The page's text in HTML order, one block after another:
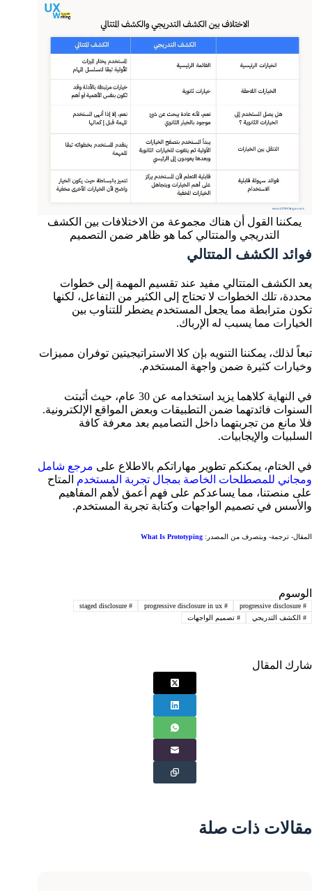
يمكننا القول أن هناك مجموعة من الاختلافات بين الكشف
التدريجي والمتتالي كما هو ظاهر ضمن التصميم
فوائد الكشف المتتالي
يعد الكشف المتتالي مفيد عند تقسيم المهمة إلى خطوات
محددة، تلك الخطوات لا تحتاج إلى الكثير من التفاعل، لكنها
تكون مترابطة مما يجعل المستخدم يضطر للتناوب بين
الخيارات مما يسبب له الإرباك.
تبعاً لذلك، يمكننا التنويه بإن كلا الاستراتيجيتين توفران مميزات
وخيارات كثيرة ضمن واجهة المستخدم.
في النهاية كلاهما يزيد استخدامه عن 30 عام، حيث أثبتت
السنوات فائدتهما ضمن التطبيقات وبعض المواقع الإلكترونية.
فلا مانع من تجربتهما داخل التصاميم بعد معرفة كافة
السلبيات والإيجابيات.
في الختام، يمكنكم تطوير مهاراتكم بالاطلاع على مرجع شامل
ومجاني للمصطلحات الخاصة بمجال تجربة المستخدم المتاح
على منصتنا، مما يساعدكم على فهم أعمق لأهم المفاهيم
والأسس في تصميم الواجهات وكتابة تجربة المستخدم.
المقال- ترجمة- وبتصرف من المصدر: What Is Prototyping
الوسوم
#
progressive disclosure
#
progressive disclosure in ux
#
staged disclosure
# الكشف التدريجي # تصميم الواجهات
شارك المقال
مقالات ذات صلة